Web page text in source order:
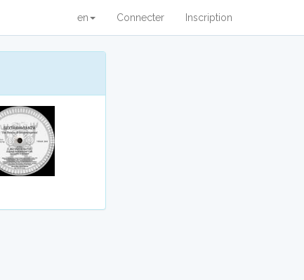
en Connecter Inscription